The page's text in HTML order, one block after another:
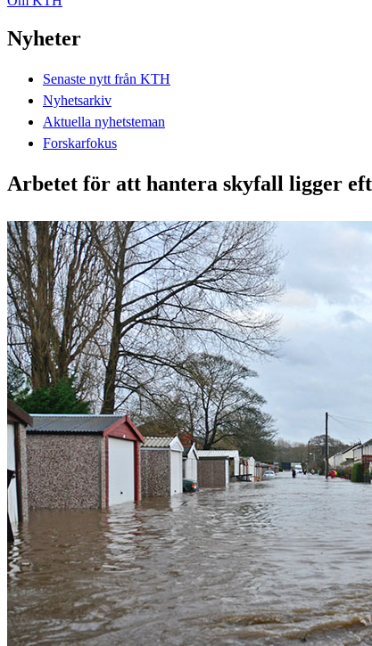
Nyheter
Senaste nytt från KTH
Nyhetsarkiv
Aktuella nyhetsteman
Forskarfokus
Arbetet för att hantera skyfall ligger